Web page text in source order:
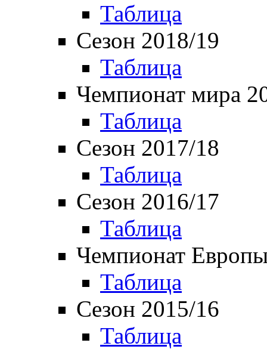
Таблица
Сезон 2018/19
Таблица
Чемпионат мира
Таблица
Сезон 2017/18
Таблица
Сезон 2016/17
Таблица
Чемпионат
Таблица
Сезон 2015/16
Таблица